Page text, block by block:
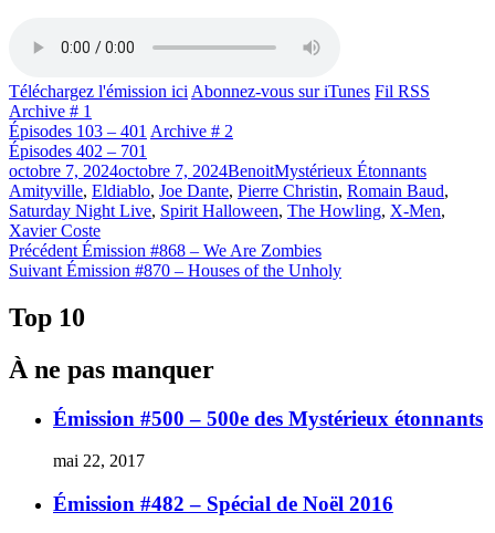
Téléchargez l'émission ici Abonnez-vous sur iTunes Fil RSS
Archive # 1
Épisodes 103 – 401 Archive # 2
Épisodes 402 – 701
Publié
le
octobre 7, 2024octobre 7, 2024BenoitCatégories
Mystérieux ÉtonnantsÉtiquettes
Amityville, Eldiablo, Joe Dante, Pierre Christin, Romain Baud,
Saturday Night Live, Spirit Halloween, The Howling, X-Men,
Xavier Coste
Navigation
de
l'article
Précédent Article
précédent :
Émission #868 – We Are Zombies
Suivant Article
Émission #870 – Houses of the Unholy
Top 10
À ne pas manquer
Émission #500 – 500e des Mystérieux étonnants
mai 22, 2017
Émission #482 – Spécial de Noël 2016